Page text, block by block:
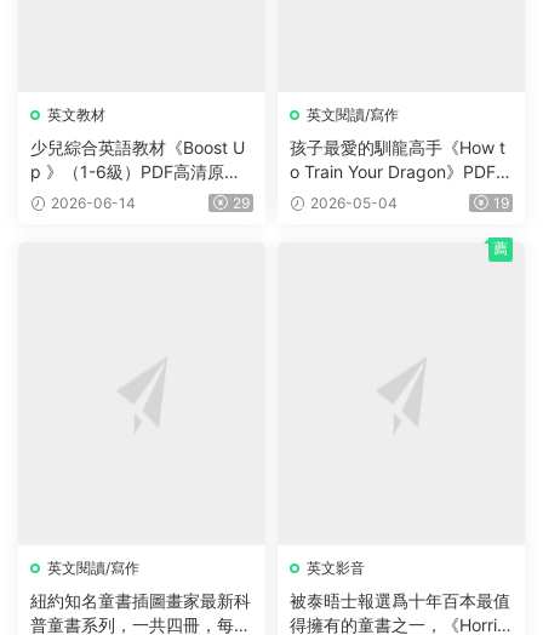
英文教材
少兒綜合英語教材《Boost U
p 》（1-6級）PDF高清原版
教材，學生書+課本答案試題
2026-06-14 29
英文閱讀/寫作
孩子最愛的馴龍高手《How t
o Train Your Dragon》PDF書
籍12冊+電子書及音頻+3冊漫
2026-05-04 19
英文閱讀/寫作
紐約知名童書插圖畫家最新科
普童書系列，一共四冊，每冊
英文影音
被泰晤士報選爲十年百本最值
得擁有的童書之一，《Horrid
薦